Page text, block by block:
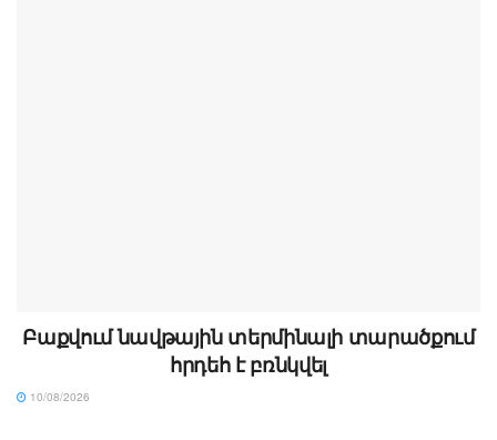
Բաքվում նավթային տերմինալի տարածքում
հրդեհ է բռնկվել
10/08/2026